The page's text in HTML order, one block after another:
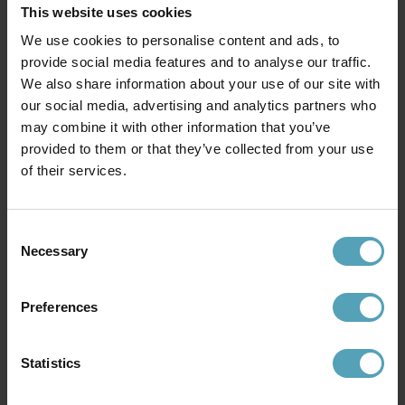
This website uses cookies
We use cookies to personalise content and ads, to
provide social media features and to analyse our traffic.
We also share information about your use of our site with
our social media, advertising and analytics partners who
may combine it with other information that you’ve
provided to them or that they’ve collected from your use
of their services.
Selection
Necessary
Preferences
Statistics
KONSTSMIDE
Modena II utelampa
279 kr
Rek. 559 kr
NORDIC LIGHTING
Onsala utelampa
399 kr
Rek. 599 kr